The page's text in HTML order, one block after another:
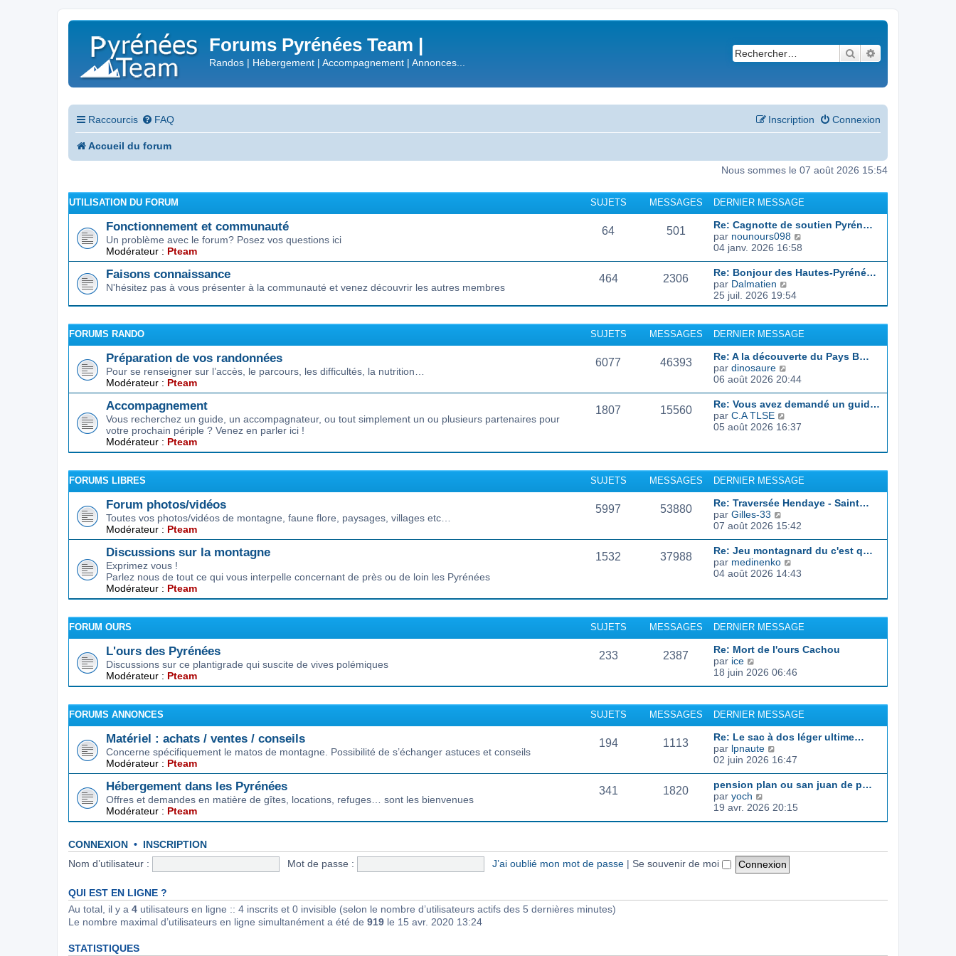
Forums Pyrénées Team |
Randos | Hébergement | Accompagnement | Annonces...
Rechercher
Raccourcis FAQ Connexion
Inscription
Accueil du forum
Nous sommes le 07 août 2026 15:54
UTILISATION DU FORUM SUJETS MESSAGES DERNIER MESSAGE
Fonctionnement et communauté
Un problème avec le forum? Posez vos questions ici
Modérateur : Pteam
64 501
Re: Cagnotte de soutien Pyrén…
par nounours098
s
t
r
l
e
d
n
i
e
s
a
g
e
04 janv. 2026 16:58
Faisons connaissance
N'hésitez pas à vous présenter à la communauté et venez découvrir les autres membres
464 2306
Re: Bonjour des Hautes-Pyréné…
par Dalmatien
o
n
u
l
e
l
e
d
r
i
r
e
s
e
25 juil. 2026 19:54
FORUMS RANDO SUJETS MESSAGES DERNIER MESSAGE
Préparation de vos randonnées
Pour se renseigner sur l’accès, le parcours, les difficultés, la nutrition…
Modérateur : Pteam
6077 46393
Re: A la découverte du Pays B…
par dinosaure
o
s
l
l
e
d
e
n
i
e
r
m
a
g
e
06 août 2026 20:44
Accompagnement
Vous recherchez un guide, un accompagnateur, ou tout simplement un ou plusieurs partenaires pour
votre prochain périple ? Venez en parler ici !
Modérateur : Pteam
1807 15560
Re: Vous avez demandé un guid…
par C.A TLSE
o
l
t
e
r
e
d
e
r
n
e
m
e
s
s
g
e
05 août 2026 16:37
FORUMS LIBRES SUJETS MESSAGES DERNIER MESSAGE
Forum photos/vidéos
Toutes vos photos/vidéos de montagne, faune flore, paysages, villages etc…
Modérateur : Pteam
5997 53880
Re: Traversée Hendaye - Saint…
par Gilles-33
o
s
u
l
l
e
d
e
n
i
r
m
e
s
a
g
e
07 août 2026 15:42
Discussions sur la montagne
Exprimez vous !
Parlez nous de tout ce qui vous interpelle concernant de près ou de loin les Pyrénées
Modérateur : Pteam
1532 37988
Re: Jeu montagnard du c'est q…
par medinenko
o
l
t
e
r
e
d
r
n
e
r
m
e
s
a
g
04 août 2026 14:43
FORUM OURS SUJETS MESSAGES DERNIER MESSAGE
L'ours des Pyrénées
Discussions sur ce plantigrade qui suscite de vives polémiques
Modérateur : Pteam
233 2387
Re: Mort de l'ours Cachou
par ice
o
u
t
e
r
l
e
d
e
r
n
r
m
e
s
18 juin 2026 06:46
FORUMS ANNONCES SUJETS MESSAGES DERNIER MESSAGE
Matériel : achats / ventes / conseils
Concerne spécifiquement le matos de montagne. Possibilité de s’échanger astuces et conseils
Modérateur : Pteam
194 1113
Re: Le sac à dos léger ultime…
par lpnaute
o
s
l
l
e
d
02 juin 2026 16:47
Hébergement dans les Pyrénées
Offres et demandes en matière de gîtes, locations, refuges… sont les bienvenues
Modérateur : Pteam
341 1820
pension plan ou san juan de p…
par yoch
o
l
t
e
l
19 avr. 2026 20:15
CONNEXION • INSCRIPTION
Nom d’utilisateur : Mot de passe : J’ai oublié mon mot de passe | Se souvenir de moi
QUI EST EN LIGNE ?
Au total, il y a 4 utilisateurs en ligne :: 4 inscrits et 0 invisible (selon le nombre d’utilisateurs actifs des 5 dernières minutes)
Le nombre maximal d’utilisateurs en ligne simultanément a été de 919 le 15 avr. 2020 13:24
STATISTIQUES